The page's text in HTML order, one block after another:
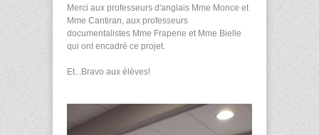
Merci aux professeurs d'anglais Mme Monce et
Mme Cantiran, aux professeurs
documentalistes Mme Fraperie et Mme Bielle
qui ont encadré ce projet.
Et...Bravo aux élèves!